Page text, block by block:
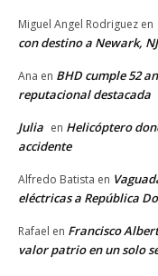
Miguel Angel Rodriguez en
con destino a Newark,
Ana en BHD cumple 52
reputacional destacada
Julia en Helicóptero
accidente
Alfredo Batista en
eléctricas a República
Rafael en Francisco
valor patrio en un solo